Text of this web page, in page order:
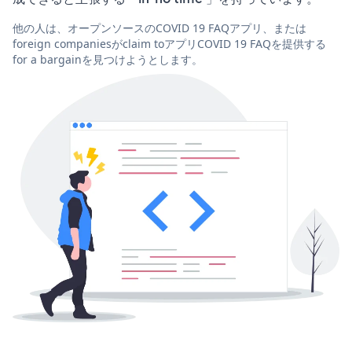
他の人は、オープンソースのCOVID 19 FAQアプリ、または
foreign companiesがclaim toアプリCOVID 19 FAQを提供する
for a bargainを見つけようとします。